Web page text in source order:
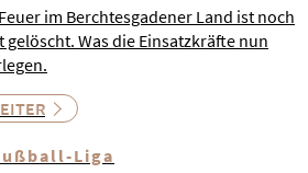
im Berchtesgadener Land ist noch
gelöscht. Was die Einsatzkräfte nun
Liga